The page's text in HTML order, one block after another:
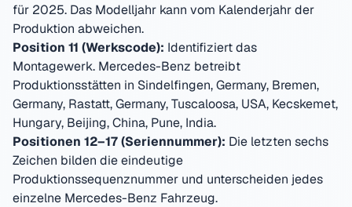
für 2025. Das Modelljahr kann vom Kalenderjahr der
Produktion abweichen.
Position 11 (Werkscode): Identifiziert das
Montagewerk. Mercedes-Benz betreibt
Produktionsstätten in Sindelfingen, Germany, Bremen,
Germany, Rastatt, Germany, Tuscaloosa, USA, Kecskemet,
Hungary, Beijing, China, Pune, India.
Positionen 12–17 (Seriennummer): Die letzten sechs
Zeichen bilden die eindeutige
Produktionssequenznummer und unterscheiden jedes
einzelne Mercedes-Benz Fahrzeug.